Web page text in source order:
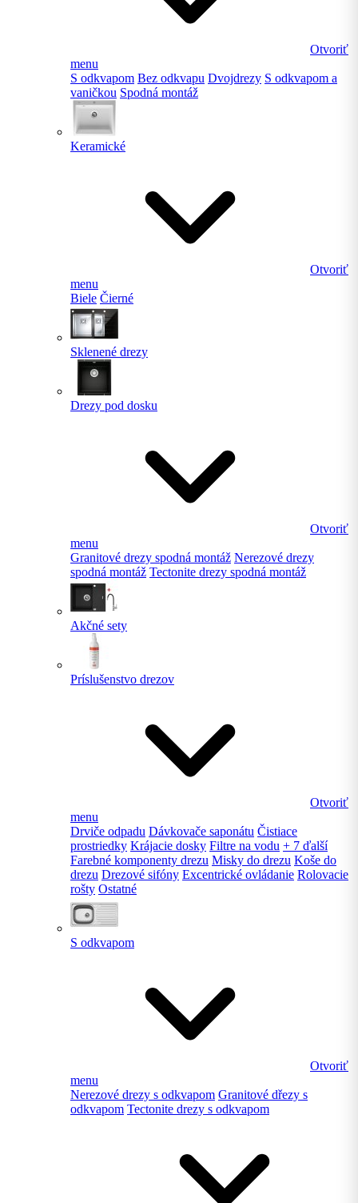
Otvoriť
menu
S odkvapom Bez odkvapu Dvojdrezy S odkvapom a
vaničkou Spodná montáž
Keramické
Otvoriť
menu
Biele Čierné
Sklenené drezy
Drezy pod dosku
Otvoriť
menu
Granitové drezy spodná montáž Nerezové drezy
spodná montáž Tectonite drezy spodná montáž
Akčné sety
Príslušenstvo drezov
Otvoriť
menu
Drviče odpadu Dávkovače saponátu Čistiace
prostriedky Krájacie dosky Filtre na vodu + 7 ďalší
Farebné komponenty drezu Misky do drezu Koše do
drezu Drezové sifóny Excentrické ovládanie Rolovacie
rošty Ostatné
S odkvapom
Otvoriť
menu
Nerezové drezy s odkvapom Granitové dřezy s
odkvapom Tectonite drezy s odkvapom